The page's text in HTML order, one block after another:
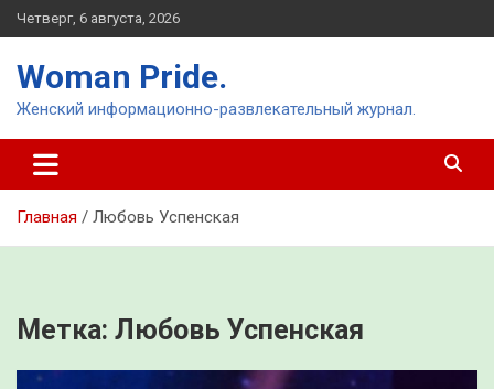
Перейти
к
Четверг, 6 августа, 2026
Woman Pride.
Женский информационно-развлекательный журнал.
Главная Любовь Успенская
Метка: Любовь Успенская